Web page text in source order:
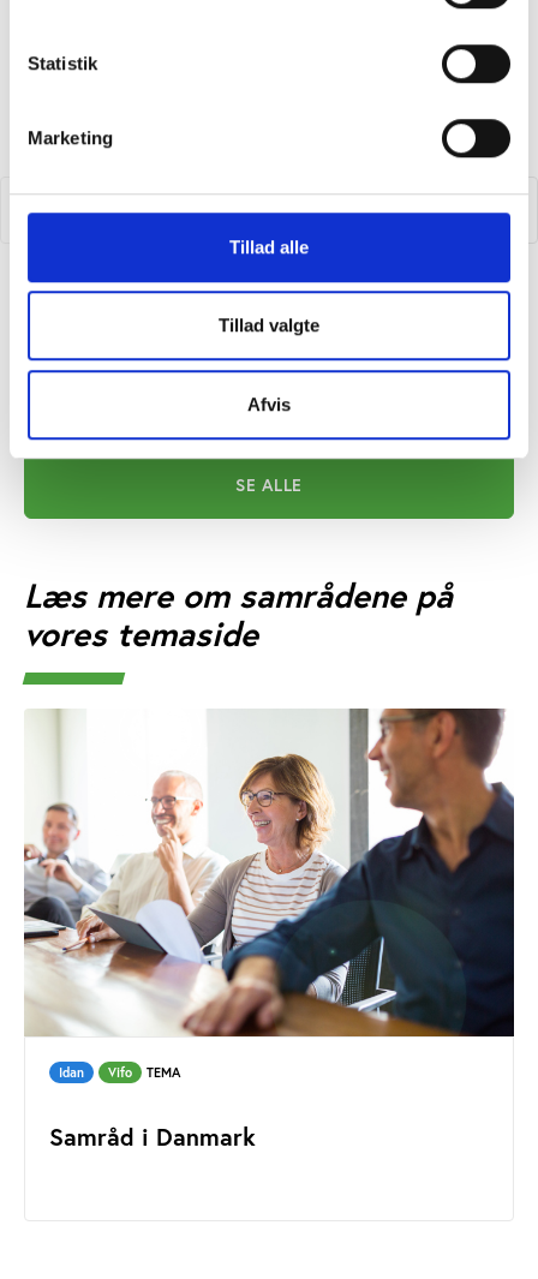
Statistik
Marketing
Tillad alle
Tillad valgte
Afvis
og dialogen med Københavns Kommune
SE ALLE
Læs mere om samrådene på
vores temaside
Idan Vifo TEMA
Samråd i Danmark